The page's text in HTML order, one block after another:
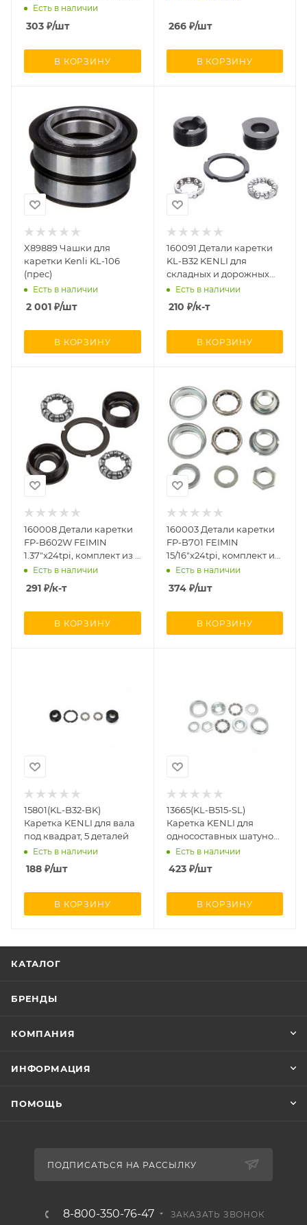
9 деталей
Есть в наличии
303 ₽/шт
В КОРЗИНУ
266₽/шт
В КОРЗИНУ
X89889 Чашки для
каретки Kenli KL-106
(прес)
Есть в наличии
2 001 ₽/шт
В КОРЗИНУ
160091 Детали каретки
KL-B32 KENLI для
складных и дорожных
велосипедов 1.37"x24tpi,
комплект из 5 элементов
Есть в наличии
210 ₽/к-т
В КОРЗИНУ
160008 Детали каретки
FP-B602W FEIMIN
1.37"x24tpi, комплект из 5
элементов
Есть в наличии
291 ₽/к-т
В КОРЗИНУ
160003 Детали каретки
FP-B701 FEIMIN
15/16"x24tpi, комплект из
9 элементов для
односоставных шатунов
Есть в наличии
374₽/шт
В КОРЗИНУ
15801(KL-B32-BK)
Каретка KENLI для вала
под квадрат, 5 деталей
Есть в наличии
188 ₽/шт
В КОРЗИНУ
13665(KL-B515-SL)
Каретка KENLI для
односоставных шатунов
9 деталей
Есть в наличии
423₽/шт
В КОРЗИНУ
КАТАЛОГ
БРЕНДЫ
КОМПАНИЯ
ИНФОРМАЦИЯ
ПОМОЩЬ
ПОДПИСАТЬСЯ НА РАССЫЛКУ
8-800-350-76-47 ЗАКАЗАТЬ ЗВОНОК